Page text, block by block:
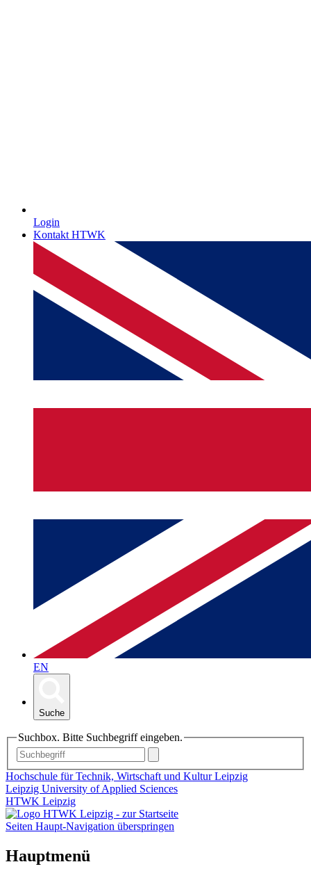
Login
Kontakt HTWK
EN
Suche
Suchbox. Bitte Suchbegriff eingeben.
Hochschule für Technik, Wirtschaft und Kultur Leipzig
Leipzig University of Applied Sciences
HTWK Leipzig
Seiten Haupt-Navigation überspringen
Hauptmenü